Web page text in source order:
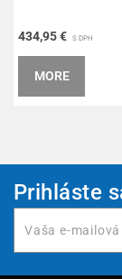
434,95 € S DPH
MORE
Prihláste